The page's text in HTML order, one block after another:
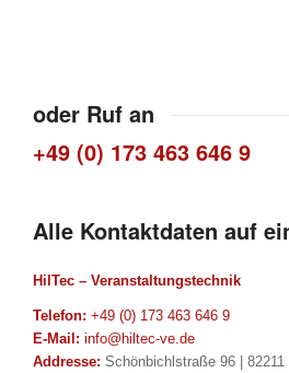
oder Ruf an
+49 (0) 173 463 646 9
Alle Kontaktdaten auf
HilTec – Veranstaltungstechnik
Telefon: +49 (0) 173 463 646 9
E-Mail: info@hiltec-ve.de
Addresse: Schönbichlstraße 96 | 82211